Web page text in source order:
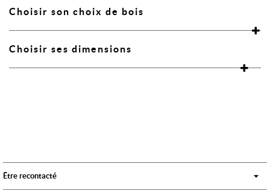
Choisir son choix de bois
Choisir ses dimensions